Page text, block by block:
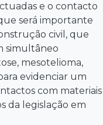
e o contacto
será importante
civil, que
simultâneo
mesotelioma,
evidenciar um
com materiais
da legislação em